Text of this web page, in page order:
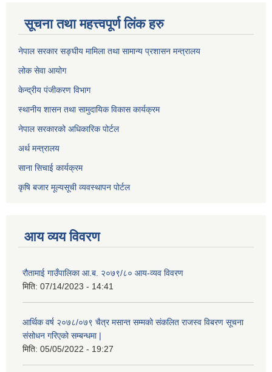
सूचना तथा महत्त्वपूर्ण लिंक हरु
नेपाल सरकार सङ्घीय मामिला तथा सामान्य प्रशासन मन्त्रालय
लोक सेवा आयोग
केन्द्रीय पंजीकरण विभाग
स्थानीय शासन तथा सामुदायिक विकास कार्यक्रम
नेपाल सरकारको अधिकारिक पोर्टल
अर्थ मन्त्रालय
साना सिचाई कार्यक्रम
कृषि बजार मूल्यसूची व्यवस्थापन पोर्टल
आय व्यय विवरण
रौतामाई गाउँपालिका आ.ब. २०७९/८० आय-व्यव विवरण
मिति: 07/14/2023 - 14:41
आर्थिक वर्ष २०७८/०७९ चैत्र मसान्त सम्मको संकलित राजस्व विबरण सूचना
संसोधन गरिएको सम्बन्धमा |
मिति: 05/05/2022 - 19:27